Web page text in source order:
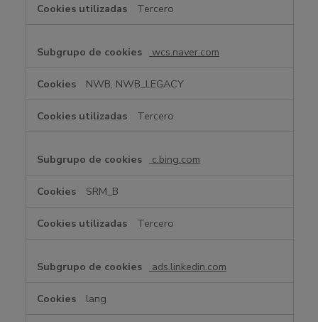
Tercero
wcs.naver.com
NWB, NWB_LEGACY
Tercero
c.bing.com
SRM_B
Tercero
ads.linkedin.com
lang